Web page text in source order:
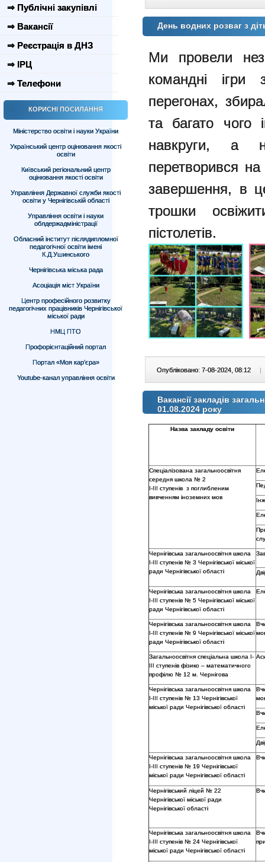
⇒ Публічні закупівлі
⇒ Вакансії
⇒ Реєстрація в ДНЗ
⇒ ІРЦ
⇒ Телефони
КОРИСНІ ПОСИЛАННЯ
Міністерство освіти і науки України
Український центр оцінювання якості
освіти
Київський регіональний центр
оцінювання якості освіти
Управління Державної служби якості
освіти у Чернігівській області
Управління освіти і науки
облдержадміністрації
Обласний інститут післядипломної
педагогічної освіти імені
К.Д.Ушинського
Чернігівська міська рада
Асоціація міст України
Центр професійного розвитку
педагогічних працівників Чернігівської
міської ради
НМЦ ПТО
Профорієнтаційний портал
Портал «Моя кар’єра»
Youtube-канал управління освіти
День водних розваг з
Ми провели
командні
перегонах,
та багато чого
навкруги, а
перетворився
завершення, в
трошки
пістолетів.
Опубліковано: 7-08-2024, 08:12 |
Вакансії закладів
01.08.2024 року
Назва закладу освіти
Спеціалізована загальноосвітня
середня школа № 2
І-ІІІ ступенів з поглибленим
вивченням іноземних мов
Чернігівська загальноосвітня школа
І-ІІІ ступенів № 3 Чернігівської міської
ради Чернігівської області
Чернігівська загальноосвітня школа
І-ІІІ ступенів № 5 Чернігівської міської
ради Чернігівської області
Чернігівська загальноосвітня школа
І-ІІІ ступенів № 9 Чернігівської міської
ради Чернігівської області
Загальноосвітня спеціальна школа І-
ІІІ ступенів фізико – математичного
профілю № 12 м. Чернігова
Чернігівська загальноосвітня школа
І-ІІІ ступенів № 13 Чернігівської
міської ради Чернігівської області
Чернігівська загальноосвітня школа
І-ІІІ ступенів № 19 Чернігівської
міської ради Чернігівської області
Чернігівський ліцей № 22
Чернігівської міської ради
Чернігівської області
Чернігівська загальноосвітня школа
І-ІІІ ступенів № 24 Чернігівської
міської ради Чернігівської області